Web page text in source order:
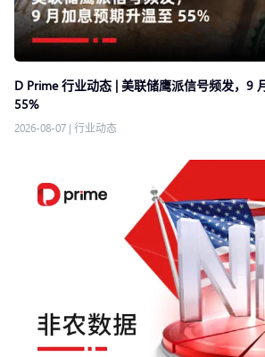
D Prime 行业动态 | 美联储鹰派信号频发，9
55%
2026-08-07 | 行业动态